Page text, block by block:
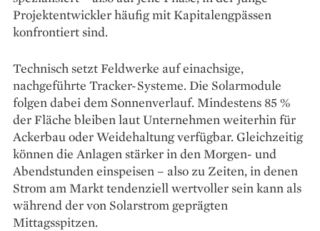
Projektentwickler häufig mit Kapitalengpässen
konfrontiert sind.
Technisch setzt Feldwerke auf einachsige,
nachgeführte Tracker-Systeme. Die Solarmodule
folgen dabei dem Sonnenverlauf. Mindestens 85 %
der Fläche bleiben laut Unternehmen weiterhin für
Ackerbau oder Weidehaltung verfügbar. Gleichzeitig
können die Anlagen stärker in den Morgen- und
Abendstunden einspeisen – also zu Zeiten, in denen
Strom am Markt tendenziell wertvoller sein kann als
während der von Solarstrom geprägten
Mittagsspitzen.